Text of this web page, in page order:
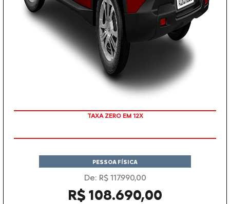
COM SEU USADO NA TROCA
PESSOA FÍSICA
De: R$ 117.990,00
R$ 108.690,00